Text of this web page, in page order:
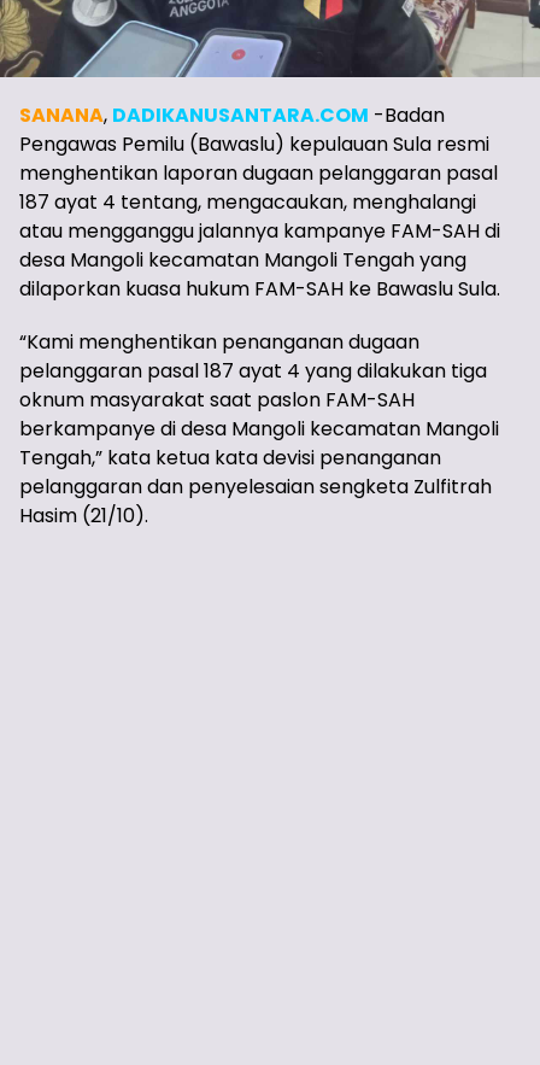
SANANA, DADIKANUSANTARA.COM -Badan
Pengawas Pemilu (Bawaslu) kepulauan Sula resmi
menghentikan laporan dugaan pelanggaran pasal
187 ayat 4 tentang, mengacaukan, menghalangi
atau mengganggu jalannya kampanye FAM-SAH di
desa Mangoli kecamatan Mangoli Tengah yang
dilaporkan kuasa hukum FAM-SAH ke Bawaslu Sula.
“Kami menghentikan penanganan dugaan
pelanggaran pasal 187 ayat 4 yang dilakukan tiga
oknum masyarakat saat paslon FAM-SAH
berkampanye di desa Mangoli kecamatan Mangoli
Tengah,” kata ketua kata devisi penanganan
pelanggaran dan penyelesaian sengketa Zulfitrah
Hasim (21/10).